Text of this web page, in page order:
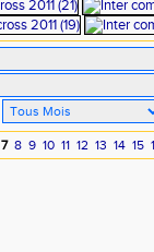
7 8 9 10 11 12 13 14 15